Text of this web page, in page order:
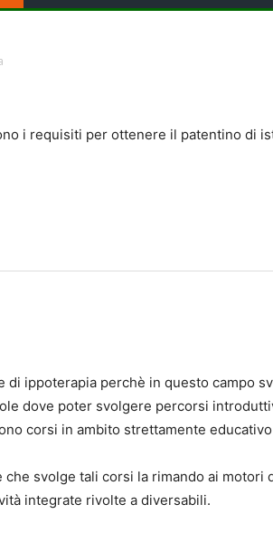
i requisiti per ottenere il patentino di
ippoterapia perchè in questo campo
dove poter svolgere percorsi
corsi in ambito strettamente
svolge tali corsi la rimando ai motori
integrate rivolte a diversabili.